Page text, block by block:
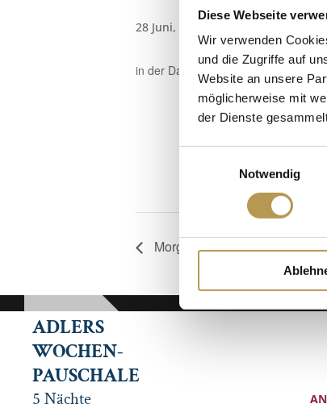
Diese Webseite
Wir verwenden
und die Zugriffe auf
Website an unsere
möglicherweise mit
der Dienste
Notwendig
ADLERS
WOCHEN-
PAUSCHALE
5 Nächte
28 Juni, 11:45
in der Dampfsauna, Anmeldung
Morgenruhe –